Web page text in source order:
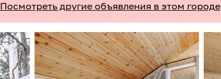
Посмотреть другие объявления в этом городе